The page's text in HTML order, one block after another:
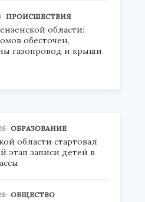
ПРОИСШЕСТВИЯ
области:
обесточен,
газопровод и крыши
ОБРАЗОВАНИЕ
области стартовал
этап записи детей в
ОБЩЕСТВО